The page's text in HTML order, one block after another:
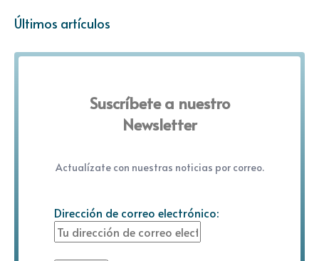
Últimos artículos
Suscríbete a nuestro
Newsletter
Actualízate con nuestras noticias por correo.
Dirección de correo electrónico: